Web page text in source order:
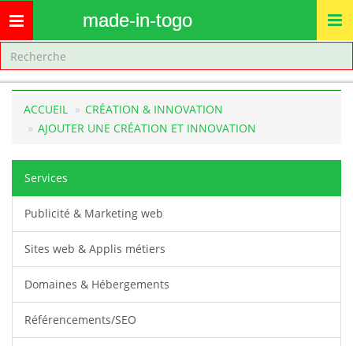
Toggle
navigation
made-in-togo
ACCUEIL
CRÉATION & INNOVATION
AJOUTER UNE CRÉATION ET INNOVATION
Services
Publicité & Marketing web
Sites web & Applis métiers
Domaines & Hébergements
Référencements/SEO